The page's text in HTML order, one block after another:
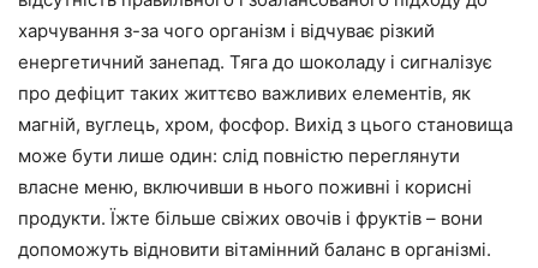
харчування з-за чого організм і відчуває різкий
енергетичний занепад. Тяга до шоколаду і сигналізує
про дефіцит таких життєво важливих елементів, як
магній, вуглець, хром, фосфор. Вихід з цього становища
може бути лише один: слід повністю переглянути
власне меню, включивши в нього поживні і корисні
продукти. Їжте більше свіжих овочів і фруктів – вони
допоможуть відновити вітамінний баланс в організмі.